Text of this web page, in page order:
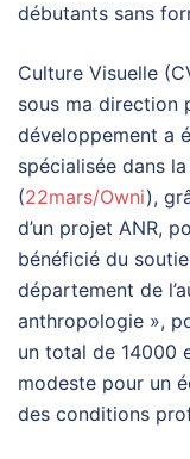
débutants sans
Culture Visuelle
sous ma direction
développement a
spécialisée dans
(22mars/Owni),
d’un projet ANR,
bénéficié du
département de
anthropologie »,
un total de 14000
modeste pour un
des conditions